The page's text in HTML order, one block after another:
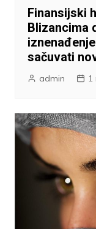
Finansijski
Blizancima
sačuvati
admin 1